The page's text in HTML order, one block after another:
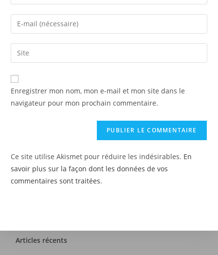
Enregistrer mon nom, mon e-mail et mon site dans le
navigateur pour mon prochain commentaire.
Ce site utilise Akismet pour réduire les indésirables. En
savoir plus sur la façon dont les données de vos
commentaires sont traitées.
Articles récents